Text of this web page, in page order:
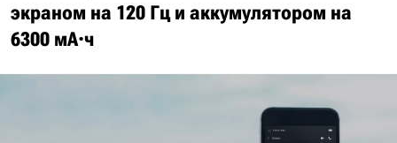
экраном на 120 Гц и аккумулятором на
6300 мА·ч